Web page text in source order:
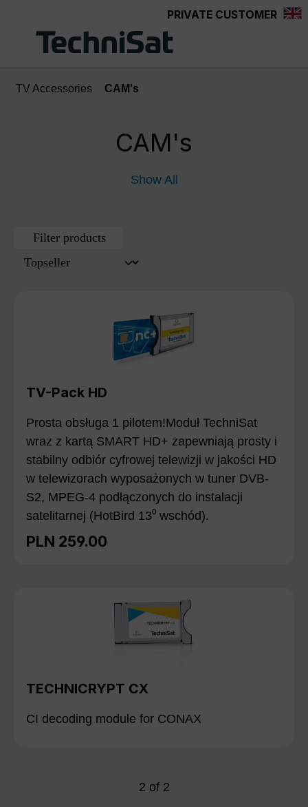
PRIVATE CUSTOMER
TV Accessories CAM's
CAM's
Show All
Filter products
TV-Pack HD
Prosta obsługa 1 pilotem!Moduł TechniSat
wraz z kartą SMART HD+ zapewniają prosty i
stabilny odbiór cyfrowej telewizji w jakości HD
w telewizorach wyposażonych w tuner DVB-
S2, MPEG-4 podłączonych do instalacji
satelitarnej (HotBird 13⁰ wschód).
Regular price:
PLN 259.00
TECHNICRYPT CX
CI decoding module for CONAX
2 of 2